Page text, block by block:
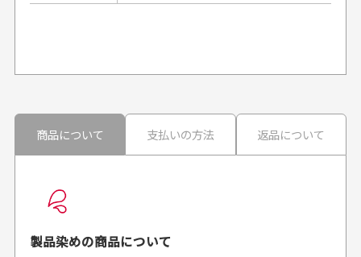
良かった！
がとうございます。丁寧
30代男性
お届け希望日時をご指定頂けます。
ご注文時にご指定下さい。
商品について 支払いの方法 返品について
製品染めの商品について